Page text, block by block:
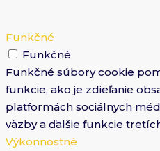
Funkčné
Funkčné
Funkčné súbory cookie
funkcie, ako je zdieľanie
platformách sociálnych
väzby a ďalšie funkcie
Výkonnostné